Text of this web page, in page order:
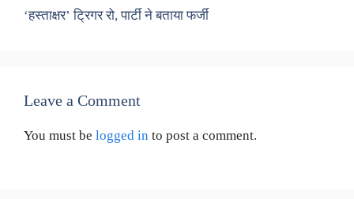
‘हस्ताक्षर’ ट्रिगर रो, पार्टी ने बताया फर्जी
Leave a Comment
You must be logged in to post a comment.